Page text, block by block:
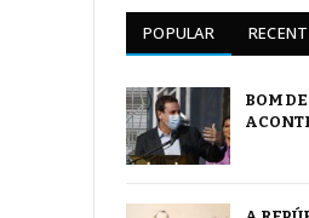
POPULAR RECENT
BOM